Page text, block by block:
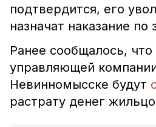
подтвердится, его
назначат наказание по
Ранее сообщалось,
управляющей
Невинномысске будут
растрату денег